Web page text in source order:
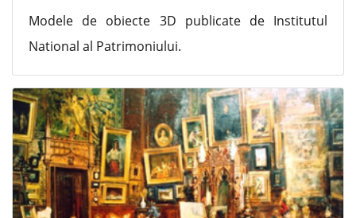
Modele de obiecte 3D publicate de Institutul
National al Patrimoniului.